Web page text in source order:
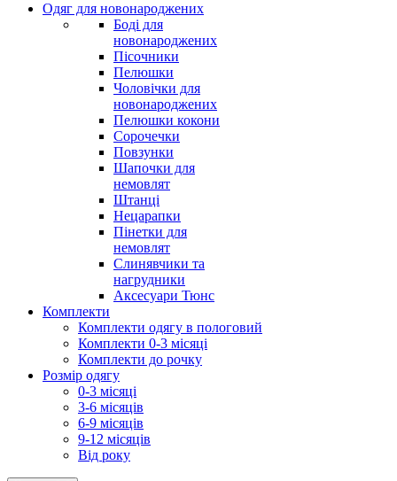
Одяг для новонароджених
Боді для
новонароджених
Пісочники
Пелюшки
Чоловічки для
новонароджених
Пелюшки кокони
Сорочечки
Повзунки
Шапочки для
немовлят
Штанці
Нецарапки
Пінетки для
немовлят
Слинявчики та
нагрудники
Аксесуари Тюнс
Комплекти
Комплекти одягу в пологовий
Комплекти 0-3 місяці
Комплекти до рочку
Розмір одягу
0-3 місяці
3-6 місяців
6-9 місяців
9-12 місяців
Від року